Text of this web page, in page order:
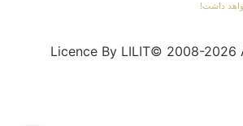
داشت!
Licence By LILIT© 2008-2026